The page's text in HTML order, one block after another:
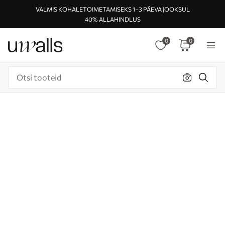
VALMIS KOHALETOIMETAMISEKS 1–3 PÄEVA JOOKSUL
40% ALLAHINDLUS
0 0